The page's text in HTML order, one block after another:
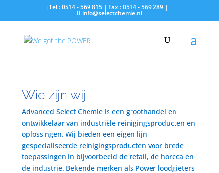
Tel : 0514 - 569 815 | Fax : 0514 - 569 289 |
info@selectchemie.nl
Wie zijn wij
Advanced Select Chemie is een groothandel en
ontwikkelaar van industriële reinigingsproducten en
oplossingen. Wij bieden een eigen lijn
gespecialiseerde reinigingsproducten voor brede
toepassingen in bijvoorbeeld de retail, de horeca en
de industrie. Bekende merken als Power loodgieters